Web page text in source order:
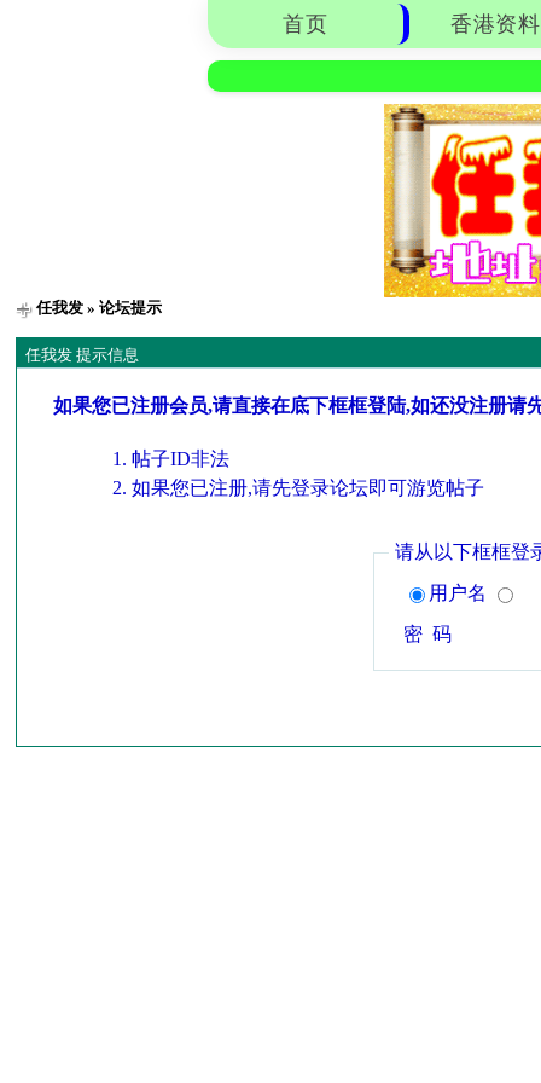
首页 香港资
任我发 » 论坛提示
任我发 提示信息
如果您已注册会员,请直接在底下框框登陆,如还没注册请
帖子ID非法
如果您已注册,请先登录论坛即可游览帖子
请从以下框框登
用户名
密 码